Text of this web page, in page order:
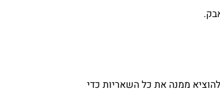
ממנה את כל השאריות כדי